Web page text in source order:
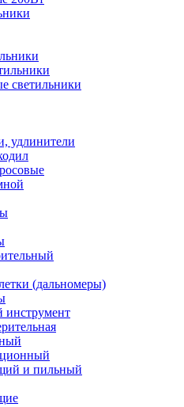
светильники
удлинители
(дальномеры)
инструмент
и пильный